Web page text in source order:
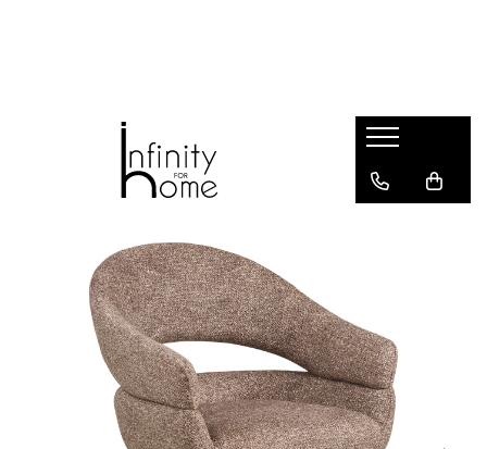
Biblioteci și rafturi
Masute auxiliare
Covoare living
Taburete și pufi
Masute de cafea
Mobila dormitor
Comode dormitor